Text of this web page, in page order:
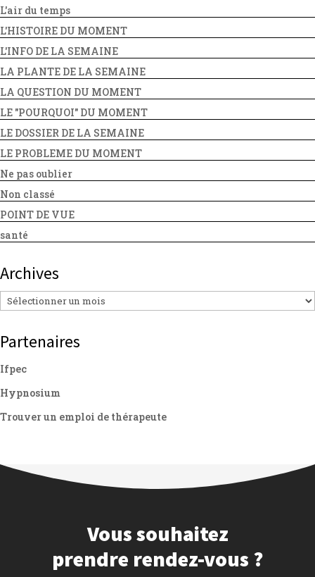
L'air du temps
L'HISTOIRE DU MOMENT
L'INFO DE LA SEMAINE
LA PLANTE DE LA SEMAINE
LA QUESTION DU MOMENT
LE "POURQUOI" DU MOMENT
LE DOSSIER DE LA SEMAINE
LE PROBLEME DU MOMENT
Ne pas oublier
Non classé
POINT DE VUE
santé
Archives
Archives
Partenaires
Ifpec
Hypnosium
Trouver un emploi de thérapeute
Vous souhaitez
prendre rendez-vous ?